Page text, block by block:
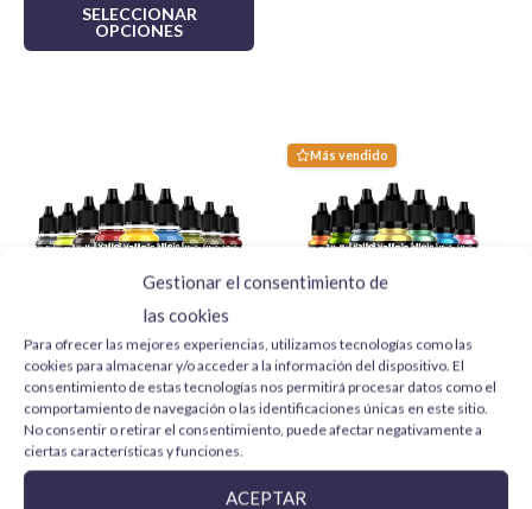
Gestionar el consentimiento de
las cookies
Para ofrecer las mejores experiencias, utilizamos tecnologías como las
cookies para almacenar y/o acceder a la información del dispositivo. El
consentimiento de estas tecnologías nos permitirá procesar datos como el
comportamiento de navegación o las identificaciones únicas en este sitio.
No consentir o retirar el consentimiento, puede afectar negativamente a
ciertas características y funciones.
ACEPTAR
horas laborables
stock.
SELECCIONAR
OPCIONES
Pack 24 pinturas Model
Color Vallejo
61,99 €
Más vendido
Pack 12 pinturas True
Metallic Metal Vallejo
41,90 €
Ahorras